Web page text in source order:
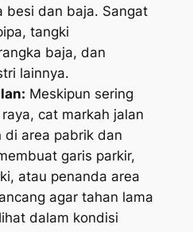
besi dan baja. Sangat
tangki
baja, dan
lainnya.
Meskipun sering
cat markah jalan
di area pabrik dan
garis parkir,
atau penanda area
agar tahan lama
dalam kondisi